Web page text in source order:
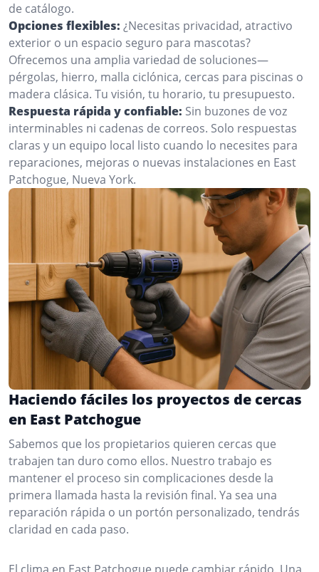
de catálogo.
Opciones flexibles: ¿Necesitas privacidad, atractivo
exterior o un espacio seguro para mascotas?
Ofrecemos una amplia variedad de soluciones—
pérgolas, hierro, malla ciclónica, cercas para piscinas o
madera clásica. Tu visión, tu horario, tu presupuesto.
Respuesta rápida y confiable: Sin buzones de voz
interminables ni cadenas de correos. Solo respuestas
claras y un equipo local listo cuando lo necesites para
reparaciones, mejoras o nuevas instalaciones en East
Patchogue, Nueva York.
Haciendo fáciles los proyectos de cercas
en East Patchogue
Sabemos que los propietarios quieren cercas que
trabajen tan duro como ellos. Nuestro trabajo es
mantener el proceso sin complicaciones desde la
primera llamada hasta la revisión final. Ya sea una
reparación rápida o un portón personalizado, tendrás
claridad en cada paso.